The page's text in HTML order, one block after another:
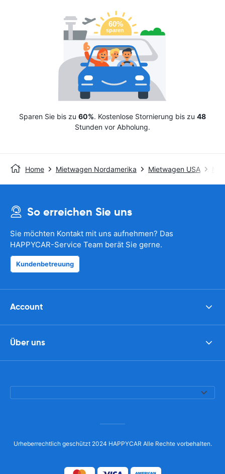
Sparen Sie bis zu 60%. Kostenlose Stornierung bis zu 48
Stunden vor Abholung.
Home Mietwagen Nordamerika Mietwagen USA
So erreichen Sie uns
Sie möchten Kontakt mit uns aufnehmen? Das
HAPPYCAR-Service Team berät Sie gerne.
Kundenbetreuung
Account
Über uns
Urheberrechtlich geschützt 2024 HAPPYCAR Alle Rechte vorbehalten.